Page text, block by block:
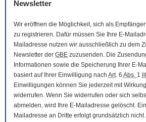
Newsletter
Wir eröffnen die Möglichkeit, sich als
zu registrieren. Dafür müssen Sie Ihre E-Mail
Mail adresse nutzen wir ausschließlich zu dem
Newsletter der GBE zuzusenden. Die
Informationen sowie die Speicherung Ihrer E-
basiert auf Ihrer Einwilligung nach Art. 6 Abs. 1
Einwilligungen können Sie jederzeit mit
widerrufen. Wenn Sie widerrufen oder sich
abmelden, wird Ihre E-Mail adresse gelöscht.
Mail adresse an Dritte erfolgt grundsätzlich